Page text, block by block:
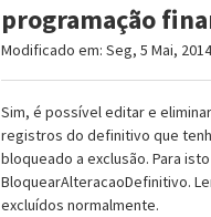
programação
Modificado em: Seg, 5 Mai,
Sim, é possível editar e
registros do definitivo que
bloqueado a exclusão. Para
BloquearAlteracaoDefinitivo.
excluídos normalmente.